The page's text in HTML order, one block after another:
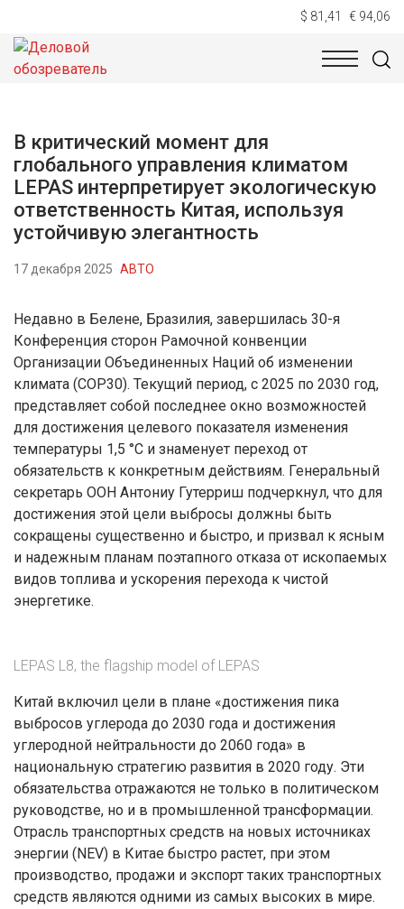
$ 81,41 € 94,06
НОВОСТИ
В критический момент для
глобального управления климатом
LEPAS интерпретирует экологическую
ответственность Китая, используя
устойчивую элегантность
17 декабря 2025 АВТО
Недавно в Белене, Бразилия, завершилась 30-я
Конференция сторон Рамочной конвенции
Организации Объединенных Наций об изменении
климата (COP30). Текущий период, с 2025 по 2030 год,
представляет собой последнее окно возможностей
для достижения целевого показателя изменения
температуры 1,5 °C и знаменует переход от
обязательств к конкретным действиям. Генеральный
секретарь ООН Антониу Гутерриш подчеркнул, что для
достижения этой цели выбросы должны быть
сокращены существенно и быстро, и призвал к ясным
и надежным планам поэтапного отказа от ископаемых
видов топлива и ускорения перехода к чистой
энергетике.
LEPAS L8, the flagship model of LEPAS
Китай включил цели в плане «достижения пика
выбросов углерода до 2030 года и достижения
углеродной нейтральности до 2060 года» в
национальную стратегию развития в 2020 году. Эти
обязательства отражаются не только в политическом
руководстве, но и в промышленной трансформации.
Отрасль транспортных средств на новых источниках
энергии (NEV) в Китае быстро растет, при этом
производство, продажи и экспорт таких транспортных
средств являются одними из самых высоких в мире.